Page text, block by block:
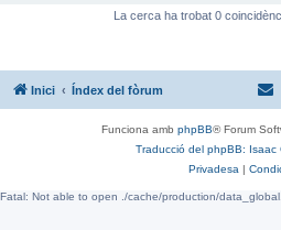
La cerca ha trobat 0
Inici Índex del fòrum
Funciona amb phpBB® Forum
Traducció del phpBB: Isaac
Privadesa |
Fatal: Not able to open ./cache/production/